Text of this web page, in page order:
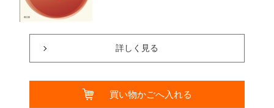
詳しく見る
買い物かごへ入れる